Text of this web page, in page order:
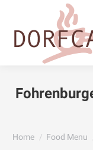
You are here:
Home Food Menu